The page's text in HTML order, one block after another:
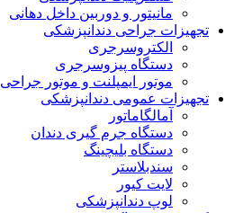
مانیتور و دوربین داخل دهانی
تجهیزات جراحی دندانپزشکی
الکتروسرجری
دستگاه پیزوسرجری
موتور ایمپلنت و موتور جراحی
تجهیزات عمومی دندانپزشکی
آمالگاماتور
دستگاه جرم گیری دندان
دستگاه بلیچینگ
سندبلاستر
لایت کیور
لوپ دندانپزشکی